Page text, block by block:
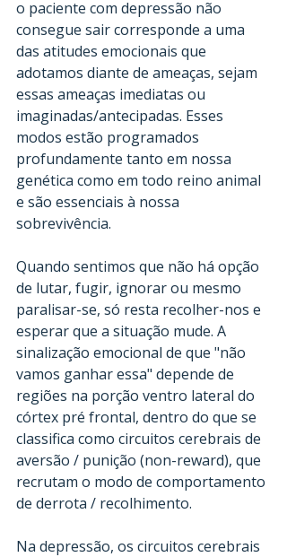
o paciente com depressão não
consegue sair corresponde a uma
das atitudes emocionais que
adotamos diante de ameaças, sejam
essas ameaças imediatas ou
imaginadas/antecipadas. Esses
modos estão programados
profundamente tanto em nossa
genética como em todo reino animal
e são essenciais à nossa
sobrevivência.
Quando sentimos que não há opção
de lutar, fugir, ignorar ou mesmo
paralisar-se, só resta recolher-nos e
esperar que a situação mude. A
sinalização emocional de que "não
vamos ganhar essa" depende de
regiões na porção ventro lateral do
córtex pré frontal, dentro do que se
classifica como circuitos cerebrais de
aversão / punição (non-reward), que
recrutam o modo de comportamento
de derrota / recolhimento.
Na depressão, os circuitos cerebrais